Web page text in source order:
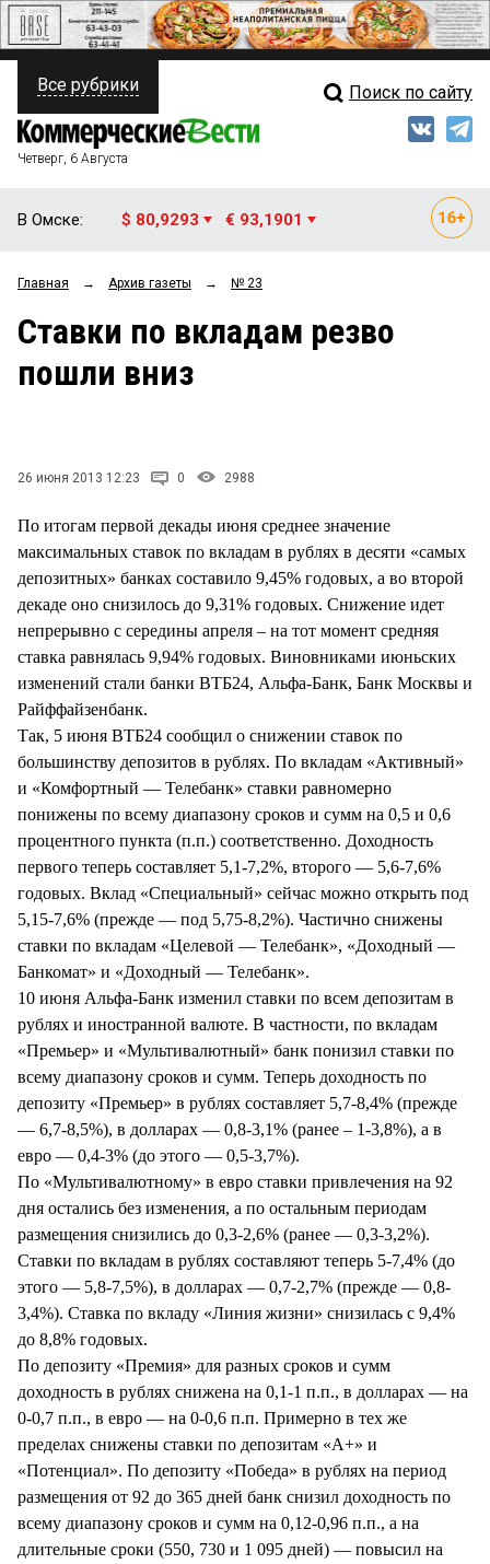
ПОЛИТИКА
ФИНАНСЫ
ОБЩЕСТВО
ЗАКОН
Свежий выпуск
Рейтинги
Все рубрики Поиск по сайту
Четверг, 6 Августа
В Омске: $ 80,9293 € 93,1901
Главная → Архив газеты → № 23
Ставки по вкладам резво
пошли вниз
26 июня 2013 12:23 0 2988
По итогам первой декады июня среднее значение
максимальных ставок по вкладам в рублях в десяти «самых
депозитных» банках составило 9,45% годовых, а во второй
декаде оно снизилось до 9,31% годовых. Снижение идет
непрерывно с середины апреля – на тот момент средняя
ставка равнялась 9,94% годовых. Виновниками июньских
изменений стали банки ВТБ24, Альфа-Банк, Банк Москвы и
Райффайзенбанк.
Так, 5 июня ВТБ24 сообщил о снижении ставок по
большинству депозитов в рублях. По вкладам «Активный»
и «Комфортный — Телебанк» ставки равномерно
понижены по всему диапазону сроков и сумм на 0,5 и 0,6
процентного пункта (п.п.) соответственно. Доходность
первого теперь составляет 5,1-7,2%, второго — 5,6-7,6%
годовых. Вклад «Специальный» сейчас можно открыть под
5,15-7,6% (прежде — под 5,75-8,2%). Частично снижены
ставки по вкладам «Целевой — Телебанк», «Доходный —
Банкомат» и «Доходный — Телебанк».
10 июня Альфа-Банк изменил ставки по всем депозитам в
рублях и иностранной валюте. В частности, по вкладам
«Премьер» и «Мультивалютный» банк понизил ставки по
всему диапазону сроков и сумм. Теперь доходность по
депозиту «Премьер» в рублях составляет 5,7-8,4% (прежде
— 6,7-8,5%), в долларах — 0,8-3,1% (ранее – 1-3,8%), а в
евро — 0,4-3% (до этого — 0,5-3,7%).
По «Мультивалютному» в евро ставки привлечения на 92
дня остались без изменения, а по остальным периодам
размещения снизились до 0,3-2,6% (ранее — 0,3-3,2%).
Ставки по вкладам в рублях составляют теперь 5-7,4% (до
этого — 5,8-7,5%), в долларах — 0,7-2,7% (прежде — 0,8-
3,4%). Ставка по вкладу «Линия жизни» снизилась с 9,4%
до 8,8% годовых.
По депозиту «Премия» для разных сроков и сумм
доходность в рублях снижена на 0,1-1 п.п., в долларах — на
0-0,7 п.п., в евро — на 0-0,6 п.п. Примерно в тех же
пределах снижены ставки по депозитам «А+» и
«Потенциал». По депозиту «Победа» в рублях на период
размещения от 92 до 365 дней банк снизил доходность по
всему диапазону сроков и сумм на 0,12-0,96 п.п., а на
длительные сроки (550, 730 и 1 095 дней) — повысил на